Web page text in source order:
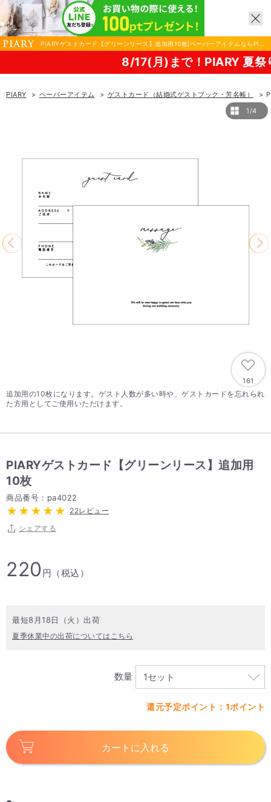
PIARYゲストカード【グリーンリース】追加用10枚|ペーパーアイテムならPIAR
Y（ピアリー）
8/17(月)まで！PIARY 夏祭り2026！
PIARY ペーパーアイテム ゲストカード（結婚式ゲストブック・芳名帳）
1/4
161
追加用の10枚になります。ゲスト人数が多い時や、ゲストカードを忘れられ
た方用としてご使用いただけます。
PIARYゲストカード【グリーンリース】追加用
10枚
商品番号：pa4022
22レビュー
シェアする
220 円（税込）
最短8月18日（火）出荷
夏季休業中の出荷についてはこちら
数量
還元予定ポイント：1ポイント
カートに入れる